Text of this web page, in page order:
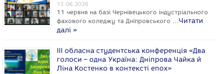
13.06.2026
11 червня на базі Чернівецького індустріального
фахового коледжу та Дніпровського …Читати
далі »
ІІІ обласна студентська конференція «Два
голоси – одна Україна: Дніпрова Чайка й
Ліна Костенко в контексті епох»